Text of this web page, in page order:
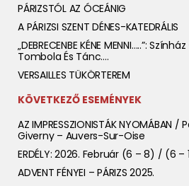
PÁRIZSTÓL AZ ÓCEÁNIG
A PÁRIZSI SZENT DÉNES-KATEDRÁLIS
„DEBRECENBE KÉNE MENNI…..”:
Tombola És Tánc….
VERSAILLES TÜKÖRTEREM
KÖVETKEZŐ ESEMÉNYEK
AZ IMPRESSZIONISTÁK NYOMÁBAN /
Giverny – Auvers-Sur-Oise
ERDÉLY: 2026. Február (6 – 8) / (6 –
ADVENT FÉNYEI – PÁRIZS 2025.